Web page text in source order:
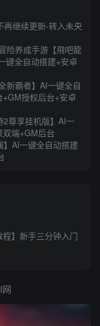
登录
注册
登录
再继续更新-转入未央
险养成手游【飛吧龍
键全自动搭建+安卓
新霸者】AI一键全自
授权后台+安卓
尊享挂机版】AI一
端+GM后台
AI一键全自动搭建
程】新手三分钟入门